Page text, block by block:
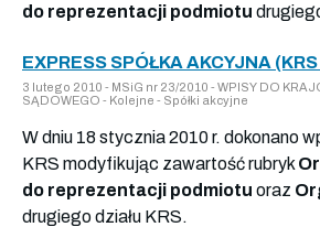
do reprezentacji podmiotu
EXPRESS SPÓŁKA AKCYJNA
3 lutego 2010 - MSiG nr 23/2010 - WPISY DO
SĄDOWEGO - Kolejne - Spółki akcyjne
W dniu 18 stycznia 2010 r. dokonano
KRS modyfikując zawartość rubryk
do reprezentacji podmiotu oraz
drugiego działu KRS.